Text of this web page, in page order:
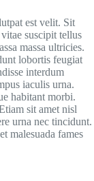
est velit. Sit
suscipit tellus
massa ultricies.
lobortis feugiat
interdum
iaculis urna.
habitant morbi.
sit amet nisl
urna nec tincidunt.
malesuada fames